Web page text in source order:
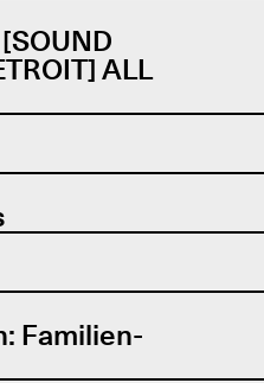
ALL
Familien-